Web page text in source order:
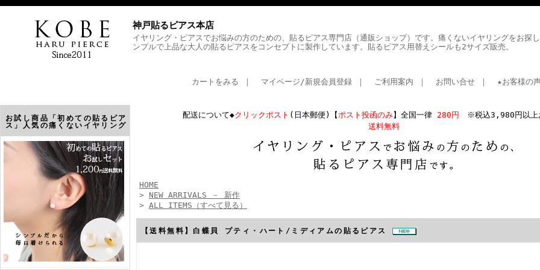
神戸貼るピアス本店
イヤリング・ピアスでお悩みの方のための、貼るピアス専門店（通販ショップ）です。痛くないイヤリングをお探
ンプルで上品な大人の貼るピアスをコンセプトに製作しています。貼るピアス用替えシールも2サイズ販売。
カートをみる ｜ マイページ/新規会員登録 ｜ ご利用案内 ｜ お問い合せ ｜ ★お客様の
お試し商品「初めての貼るピア
ス」人気の痛くないイヤリング
配送について◆クリックポスト (日本郵便)【ポスト投函のみ】全国一律 280円 ※税込3,980円以上
送料無料
HOME
> NEW ARRIVALS － 新作
> ALL ITEMS（すべて見る）
【送料無料】白蝶貝 プティ・ハート/ミディアムの貼るピアス